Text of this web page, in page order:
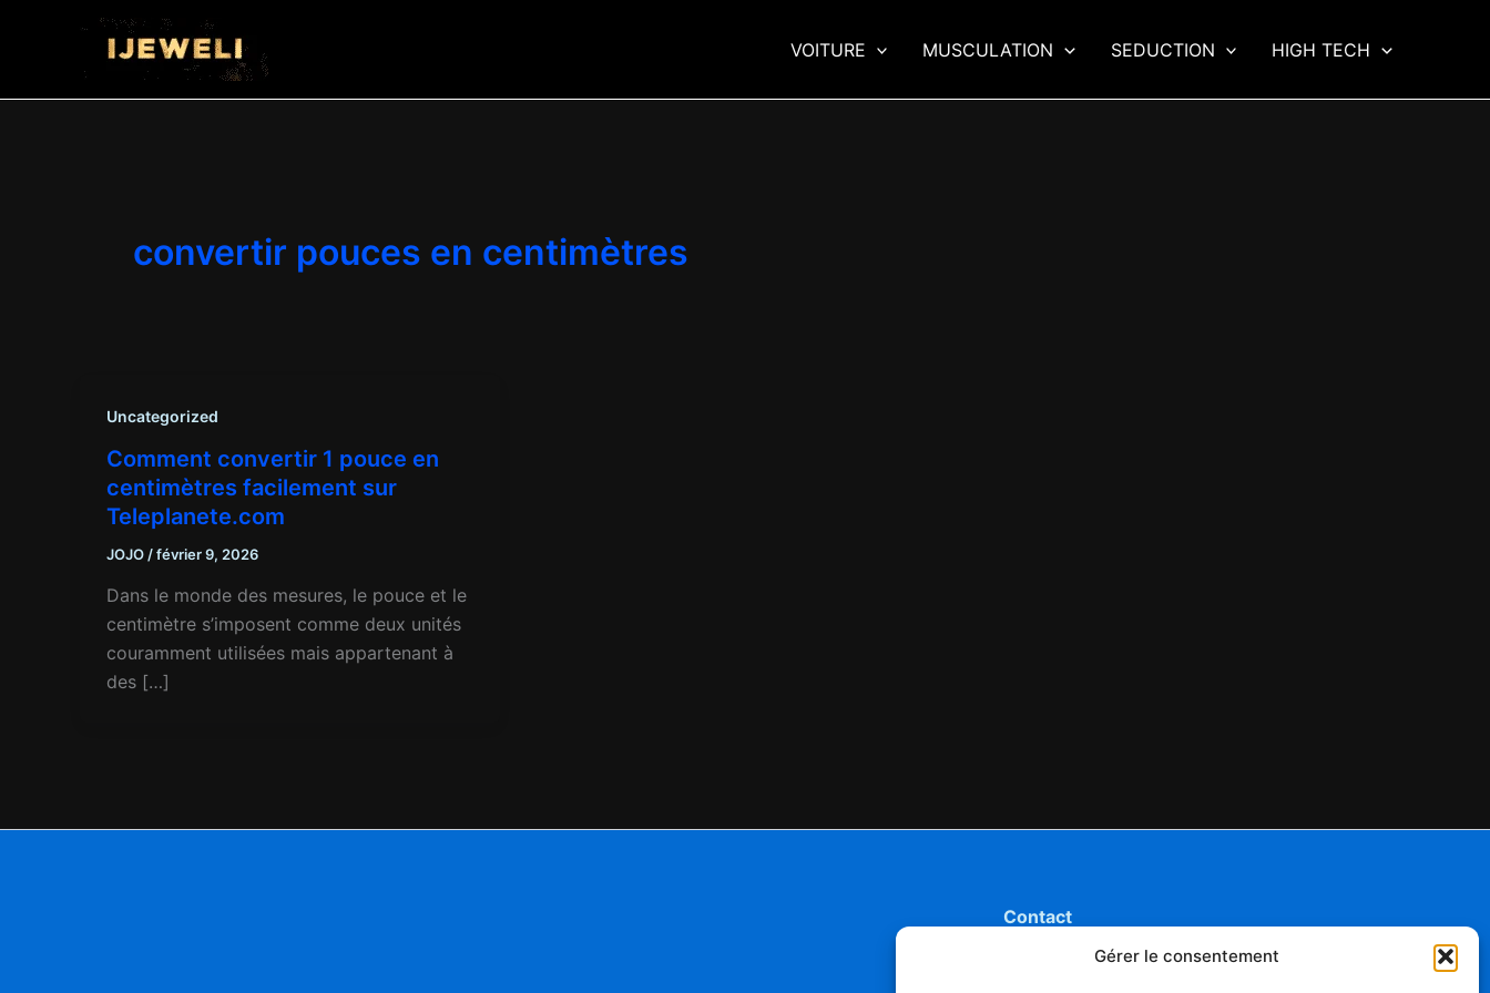
Gérer le consentement
VOITURE MUSCULATION SEDUCTION HIGH TECH
convertir pouces en centimètres
Uncategorized
Comment convertir 1 pouce en
centimètres facilement sur
Teleplanete.com
JOJO /février 9, 2026
Dans le monde des mesures, le pouce et le
centimètre s’imposent comme deux unités
couramment utilisées mais appartenant à
des […]
Contact
Mentions légales